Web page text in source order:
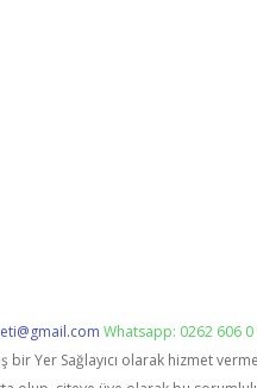
Whatsapp: 0262 606 0
bir Yer Sağlayıcı olarak hizmet